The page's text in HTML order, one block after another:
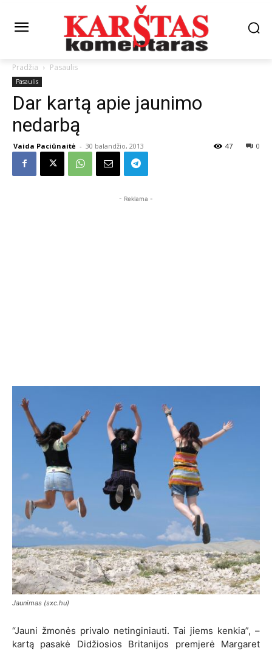
Pradžia Pasaulis
Pasaulis
Dar kartą apie jaunimo
nedarbą
Vaida Paciūnaitė - 30 balandžio, 2013 0
47
- Reklama -
Jaunimas (sxc.hu)
“Jauni žmonės privalo netinginiauti. Tai jiems kenkia”, –
kartą pasakė Didžiosios Britanijos premjerė Margaret